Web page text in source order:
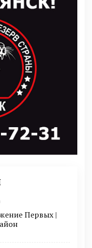
Первых |